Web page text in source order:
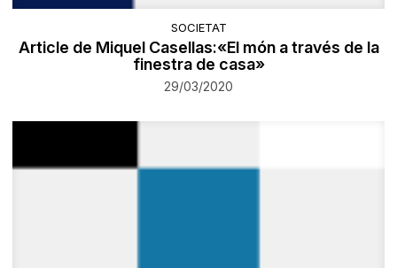
SOCIETAT
Article de Miquel Casellas:«El món a través de la
finestra de casa»
29/03/2020